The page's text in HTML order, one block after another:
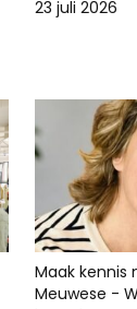
23 juli 2026
Maak kennis
Meuwese -